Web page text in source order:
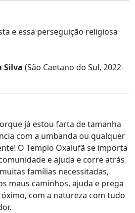
e essa perseguição religiosa
Silva (São Caetano do Sul, 2022-
já estou farta de tamanha
com a umbanda ou qualquer
O Templo Oxalufã se importa
e ajuda e corre atrás
famílias necessitadas,
maus caminhos, ajuda e prega
com a natureza com tudo